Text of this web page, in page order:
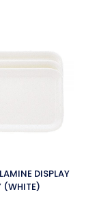
DISPLAY
(WHITE)